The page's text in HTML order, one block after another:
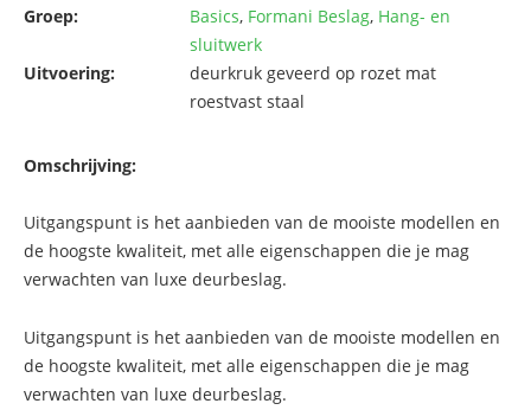
Groep:
Basics, Formani Beslag, Hang- en
sluitwerk
Uitvoering:
deurkruk geveerd op rozet mat
roestvast staal
Omschrijving:
Uitgangspunt is het aanbieden van de mooiste modellen en
de hoogste kwaliteit, met alle eigenschappen die je mag
verwachten van luxe deurbeslag.
Uitgangspunt is het aanbieden van de mooiste modellen en
de hoogste kwaliteit, met alle eigenschappen die je mag
verwachten van luxe deurbeslag.